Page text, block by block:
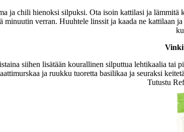
ja chili hienoksi silpuksi. Ota isoin kattilasi ja lämmitä
verran. Huuhtele linssit ja kaada ne kattilaan
siihen lisätään kourallinen silputtua lehtikaalia
ja ruukku tuoretta basilikaa ja seuraksi
Tutustu